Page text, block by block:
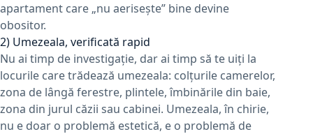
apartament care „nu aerisește” bine devine
obositor.
2) Umezeala, verificată rapid
Nu ai timp de investigație, dar ai timp să te uiți la
locurile care trădează umezeala: colțurile camerelor,
zona de lângă ferestre, plintele, îmbinările din baie,
zona din jurul căzii sau cabinei. Umezeala, în chirie,
nu e doar o problemă estetică, e o problemă de